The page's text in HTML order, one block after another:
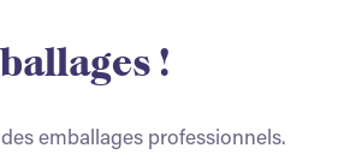
!
emballages professionnels.